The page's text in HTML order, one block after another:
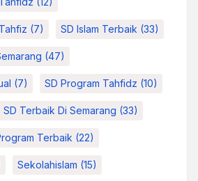
(7) SD Islam Terbaik (33)
(47)
(7) SD Program Tahfidz (10)
SD Terbaik Di Semarang (33)
Terbaik (22)
Sekolahislam (15)